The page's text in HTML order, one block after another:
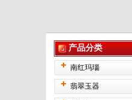
产品分类
南红玛瑙
翡翠玉器